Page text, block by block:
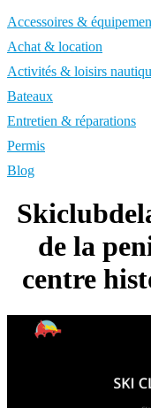
Accessoires &
Achat & location
Activités & loisirs
Bateaux
Entretien & réparations
Permis
Blog
de la
centre